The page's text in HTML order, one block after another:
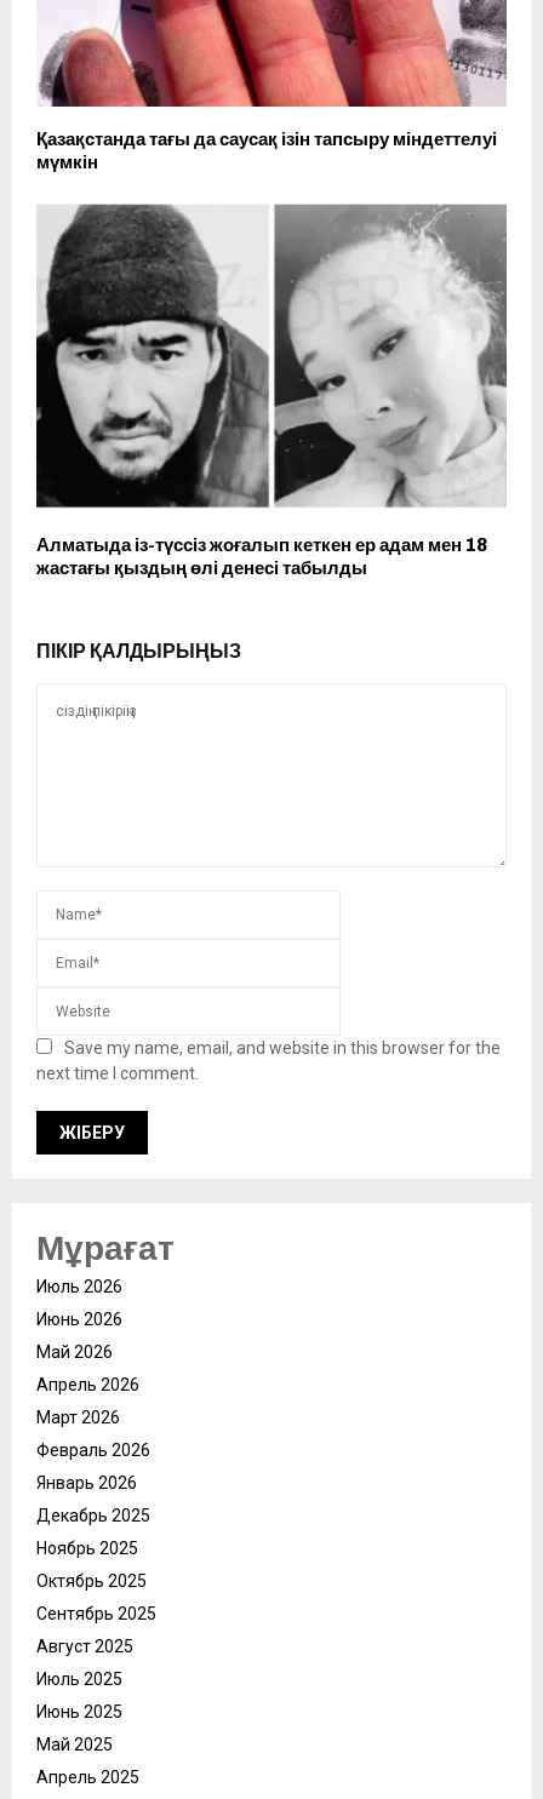
Қазақстанда тағы да саусақ ізін тапсыру міндеттелуі
мүмкін
Алматыда із-түссіз жоғалып кеткен ер адам мен 18
жастағы қыздың өлі денесі табылды
ПІКІР ҚАЛДЫРЫҢЫЗ
Save my name, email, and website in this browser for the
next time I comment.
Мұрағат
Июль 2026
Июнь 2026
Май 2026
Апрель 2026
Март 2026
Февраль 2026
Январь 2026
Декабрь 2025
Ноябрь 2025
Октябрь 2025
Сентябрь 2025
Август 2025
Июль 2025
Июнь 2025
Май 2025
Апрель 2025